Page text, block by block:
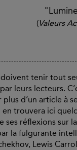
(Valeurs
tenir tout
leurs lecteurs.
d’un article à
trouvera ici
ses réflexions sur
la fulgurante
Lewis